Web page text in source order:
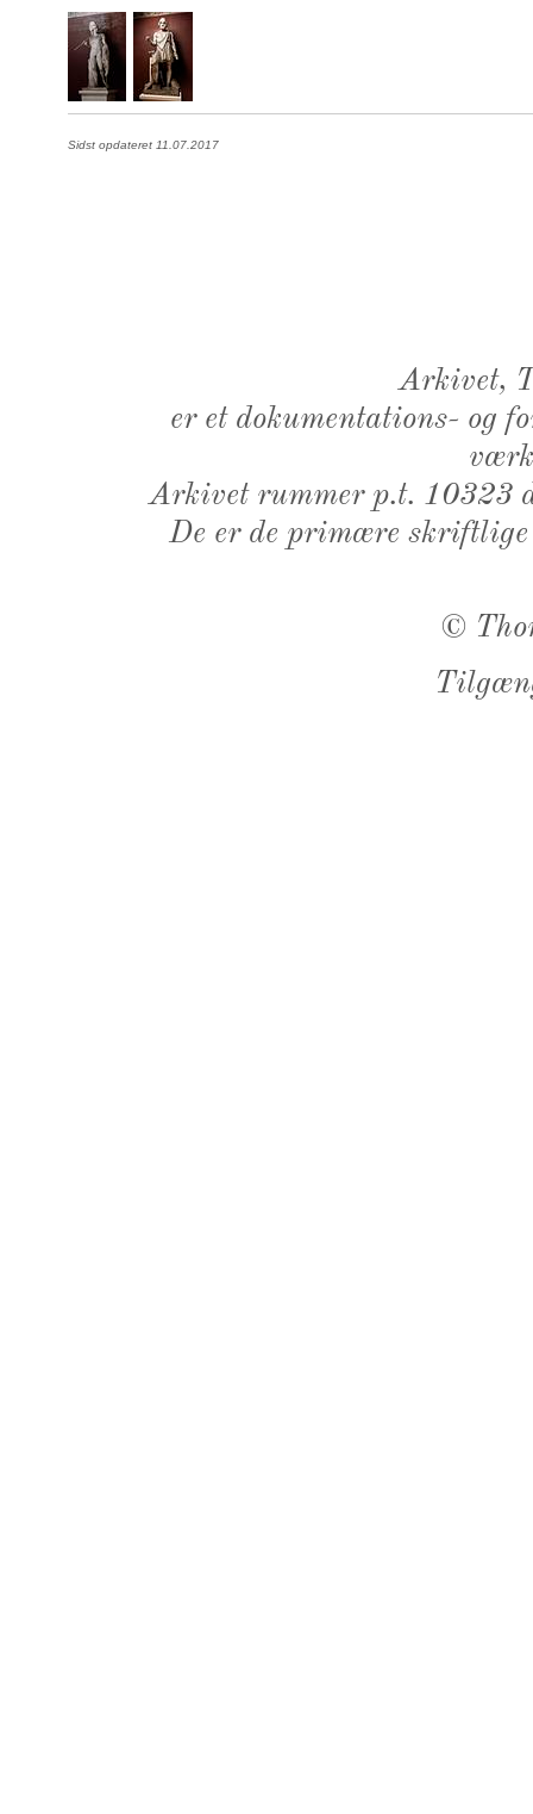
Sidst opdateret 11.07.2017
Arkivet,
er et dokumentations- og
Arkivet rummer p.t. 10323
De er de primære
©